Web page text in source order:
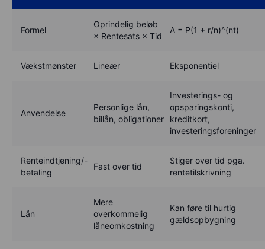
Formel
Oprindelig beløb
× Rentesats × Tid
A = P(1 + r/n)^(nt)
Vækstmønster Lineær Eksponentiel
Anvendelse
Personlige lån,
billån, obligationer
Investerings- og
opsparingskonti,
kreditkort,
investeringsforeninger
Renteindtjening/-
betaling
Fast over tid
Stiger over tid pga.
rentetilskrivning
Lån
Mere
overkommelig
låneomkostning
Kan føre til hurtig
gældsopbygning